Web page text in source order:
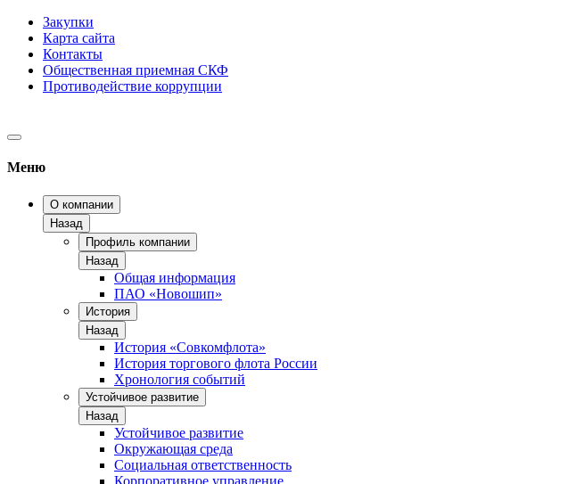
Закупки
Карта сайта
Контакты
Общественная приемная СКФ
Противодействие коррупции
Меню
О компании
Назад
Профиль компании
Назад
Общая информация
ПАО «Новошип»
История
Назад
История «Совкомфлота»
История торгового флота России
Хронология событий
Устойчивое развитие
Назад
Устойчивое развитие
Окружающая среда
Социальная ответственность
Корпоративное управление